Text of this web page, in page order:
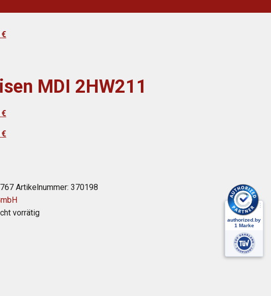
€
€Aktueller
MDI 2HW211
€
€Aktueller
ist:
€
€Aktueller
Artikelnummer:370198
vorrätig